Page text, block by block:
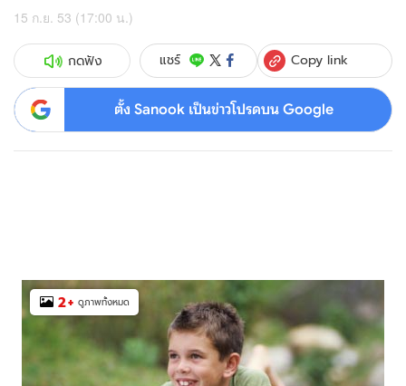
15 ก.ย. 53 (17:00 น.)
กดฟัง แชร์ Copy link
ตั้ง Sanook เป็นข่าวโปรดบน Google
2+ ดูภาพทั้งหมด